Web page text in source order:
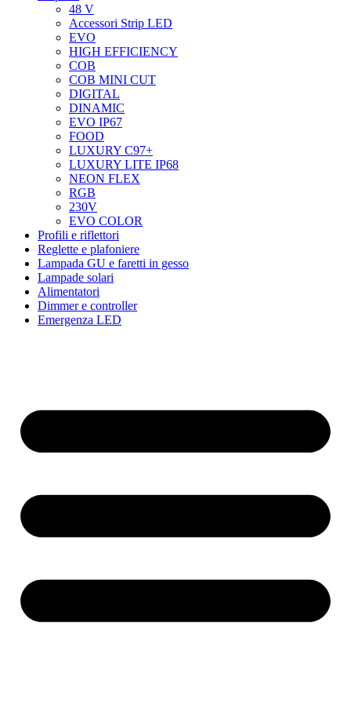
48 V
Accessori Strip LED
EVO
HIGH EFFICIENCY
COB
COB MINI CUT
DIGITAL
DINAMIC
EVO IP67
FOOD
LUXURY C97+
LUXURY LITE IP68
NEON FLEX
RGB
230V
EVO COLOR
Profili e riflettori
Reglette e plafoniere
Lampada GU e faretti in gesso
Lampade solari
Alimentatori
Dimmer e controller
Emergenza LED